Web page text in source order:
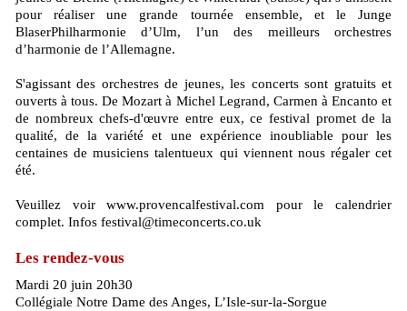
pour réaliser une grande tournée ensemble, et le Junge
BlaserPhilharmonie d’Ulm, l’un des meilleurs orchestres
d’harmonie de l’Allemagne.
S'agissant des orchestres de jeunes, les concerts sont gratuits et
ouverts à tous. De Mozart à Michel Legrand, Carmen à Encanto et
de nombreux chefs-d'œuvre entre eux, ce festival promet de la
qualité, de la variété et une expérience inoubliable pour les
centaines de musiciens talentueux qui viennent nous régaler cet
été.
Veuillez voir www.provencalfestival.com pour le calendrier
complet. Infos festival@timeconcerts.co.uk
Les rendez-vous
Mardi 20 juin 20h30
Collégiale Notre Dame des Anges, L’Isle-sur-la-Sorgue